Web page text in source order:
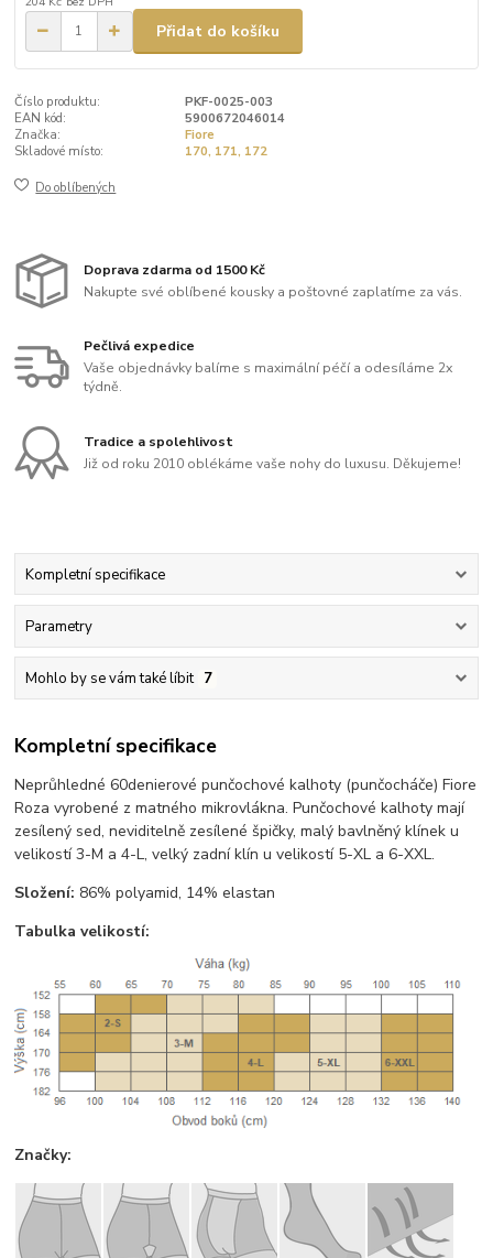
Přidat do košíku
Číslo produktu:
PKF-0025-003
EAN kód:
5900672046014
Značka:
Fiore
Skladové místo:
170, 171, 172
Do oblíbených
Doprava zdarma od 1500 Kč
Nakupte své oblíbené kousky a poštovné zaplatíme za vás.
Pečlivá expedice
Vaše objednávky balíme s maximální péčí a odesíláme 2x
týdně.
Tradice a spolehlivost
Již od roku 2010 oblékáme vaše nohy do luxusu. Děkujeme!
Kompletní specifikace
Parametry
Mohlo by se vám také líbit 7
Kompletní specifikace
Neprůhledné 60denierové punčochové kalhoty (punčocháče) Fiore
Roza vyrobené z matného mikrovlákna. Punčochové kalhoty mají
zesílený sed, neviditelně zesílené špičky, malý bavlněný klínek u
velikostí 3-M a 4-L, velký zadní klín u velikostí 5-XL a 6-XXL.
Složení: 86% polyamid, 14% elastan
Tabulka velikostí:
Značky: